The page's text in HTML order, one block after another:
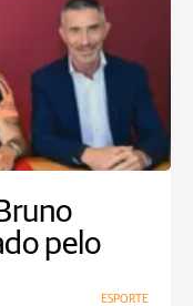
pelo
ESPORTE